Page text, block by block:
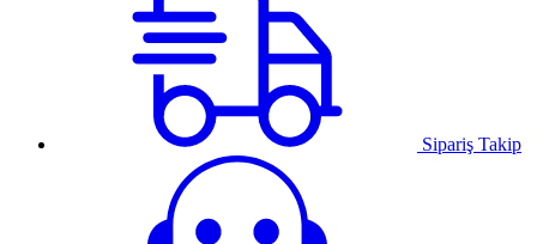
Sipariş Takip